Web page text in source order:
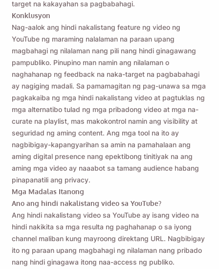
target na kakayahan sa pagbabahagi.
Konklusyon
Nag-aalok ang hindi nakalistang feature ng video ng
YouTube ng maraming nalalaman na paraan upang
magbahagi ng nilalaman nang pili nang hindi ginagawang
pampubliko. Pinupino man namin ang nilalaman o
naghahanap ng feedback na naka-target na pagbabahagi
ay nagiging madali. Sa pamamagitan ng pag-unawa sa mga
pagkakaiba ng mga hindi nakalistang video at pagtuklas ng
mga alternatibo tulad ng mga pribadong video at mga na-
curate na playlist, mas makokontrol namin ang visibility at
seguridad ng aming content. Ang mga tool na ito ay
nagbibigay-kapangyarihan sa amin na pamahalaan ang
aming digital presence nang epektibong tinitiyak na ang
aming mga video ay naaabot sa tamang audience habang
pinapanatili ang privacy.
Mga Madalas Itanong
Ano ang hindi nakalistang video sa YouTube?
Ang hindi nakalistang video sa YouTube ay isang video na
hindi nakikita sa mga resulta ng paghahanap o sa iyong
channel maliban kung mayroong direktang URL. Nagbibigay
ito ng paraan upang magbahagi ng nilalaman nang pribado
nang hindi ginagawa itong naa-access ng publiko.